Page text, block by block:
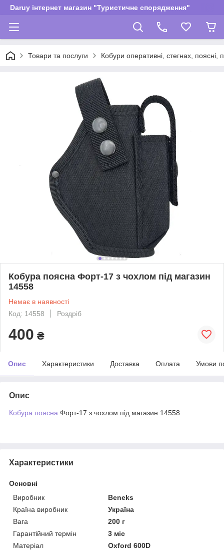
Daruy інтернет магазин "Туристичне спорядження"
Товари та послуги Кобури оперативні, стегнах, поясні,
Кобура поясна Форт-17 з чохлом під магазин
14558
Немає в наявності
Код: 14558
Роздріб
400 ₴
Опис Характеристики Доставка Оплата Умови
Опис
Кобура поясна Форт-17 з чохлом під магазин 14558
Характеристики
Основні
Виробник
Beneks
Країна виробник
Україна
Вага
200 г
Гарантійний термін
3 міс
Матеріал
Oxford 600D